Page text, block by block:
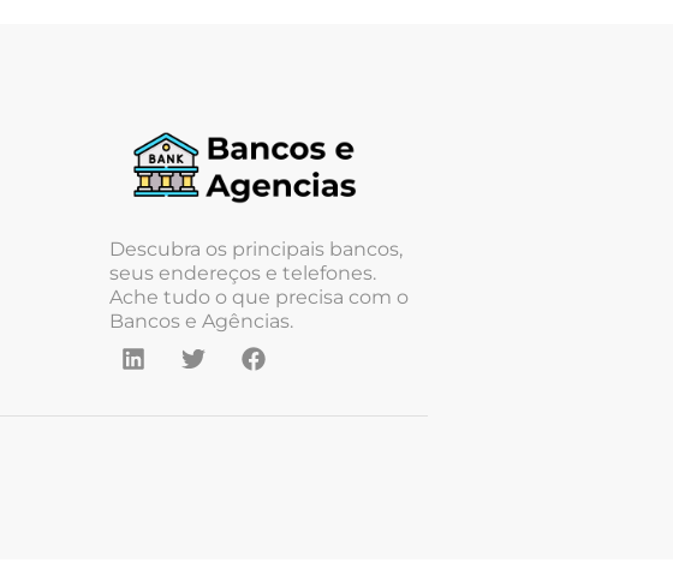
Descubra os principais bancos,
seus endereços e telefones.
Ache tudo o que precisa com o
Bancos e Agências.